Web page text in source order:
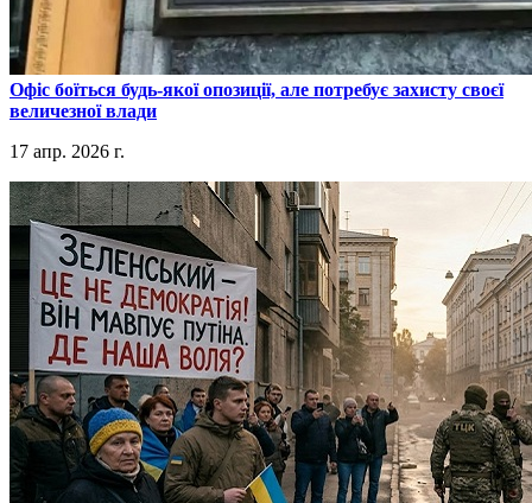
​Офіс боїться будь-якої опозиції, але потребує захисту своєї
величезної влади
17 апр. 2026 г.